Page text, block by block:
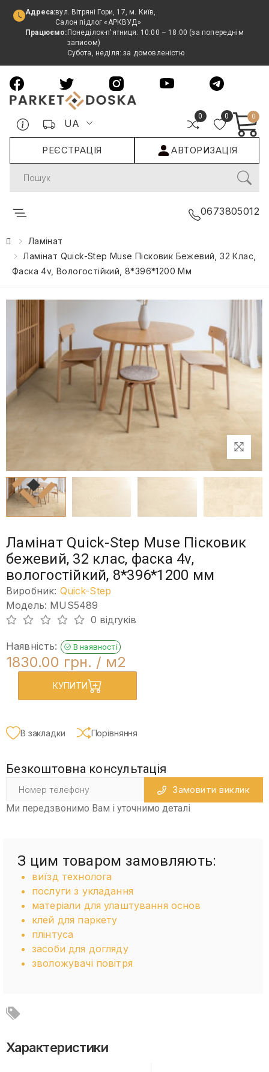
Адреса:вул. Вітряні Гори, 17, м. Київ,
Салон підлог «АРКВУД»
Працюємо: Понеділок-п'ятниця: 10:00 – 18:00 (за попереднім
записом)
Субота, неділя: за домовленістю
UA
0 0 0
РЕЄСТРАЦІЯ АВТОРИЗАЦІЯ
Search
0673805012
Ламінат
Ламінат Quick-Step Muse Пісковик Бежевий, 32 Клас,
Фаска 4v, Вологостійкий, 8*396*1200 Мм
Ламінат Quick-Step Muse Пісковик
бежевий, 32 клас, фаска 4v,
вологостійкий, 8*396*1200 мм
Виробник: Quick-Step
Модель: MUS5489
0 відгуків
Наявність: В наявності
1830.00 грн. / м2
КУПИТИ
В закладки Порівняння
Безкоштовна консультація
Замовити виклик
Ми передзвонимо Вам і уточнимо деталі
З цим товаром замовляють:
виїзд технолога
послуги з укладання
матеріали для улаштування основ
клей для паркету
плінтуса
засоби для догляду
зволожувачі повітря
Характеристики